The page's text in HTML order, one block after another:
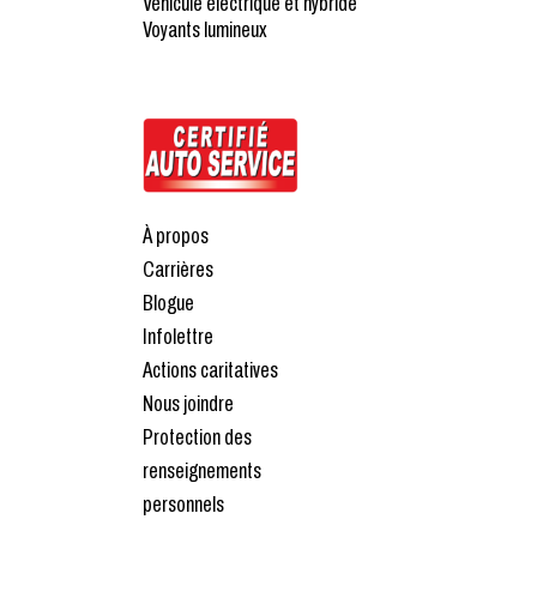
Voyants lumineux
À propos
Carrières
Blogue
Infolettre
Actions caritatives
Nous joindre
Protection des
renseignements
personnels